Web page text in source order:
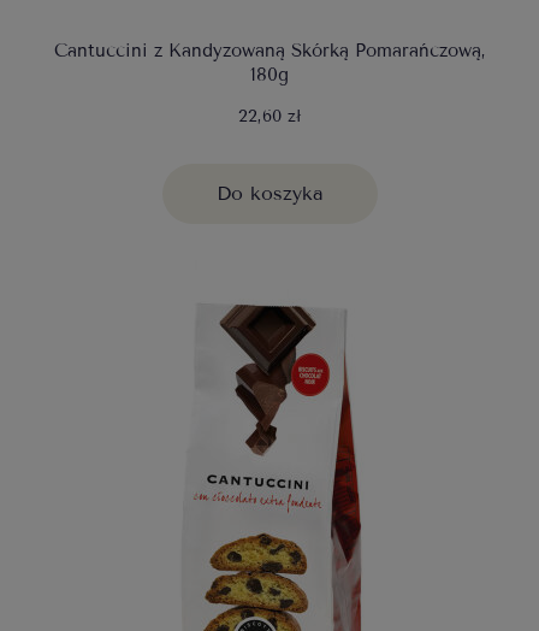
Cantuccini z Kandyzowaną Skórką Pomarańczową,
180g
22,60 zł
Do koszyka